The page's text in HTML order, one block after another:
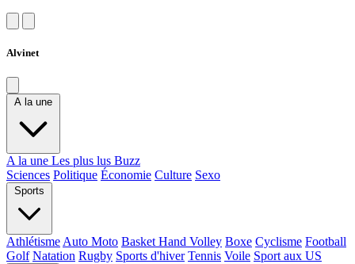
Alvinet
A la une
A la une Les plus lus Buzz
Sciences Politique Économie Culture Sexo
Sports
Athlétisme Auto Moto Basket Hand Volley Boxe Cyclisme Football
Golf Natation Rugby Sports d'hiver Tennis Voile Sport aux US